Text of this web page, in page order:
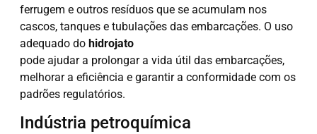
ferrugem e outros resíduos que se acumulam nos
cascos, tanques e tubulações das embarcações. O uso
adequado do hidrojato
pode ajudar a prolongar a vida útil das embarcações,
melhorar a eficiência e garantir a conformidade com os
padrões regulatórios.
Indústria petroquímica